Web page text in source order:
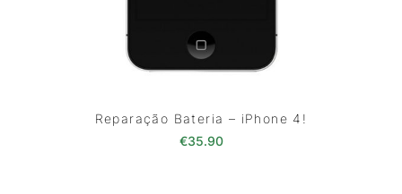
Reparação Bateria – iPhone 4!
€35.90